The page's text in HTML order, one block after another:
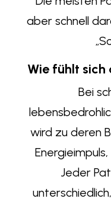
aber schnell
Wie fühlt sich
Bei
wird zu deren
Jeder